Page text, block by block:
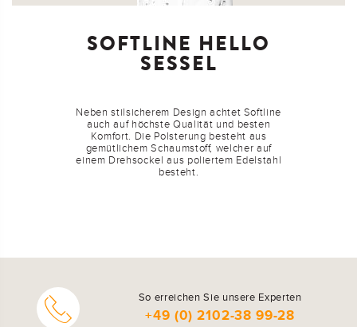
SOFTLINE HELLO
SESSEL
Neben stilsicherem Design achtet Softline
auch auf höchste Qualität und besten
Komfort. Die Polsterung besteht aus
gemütlichem Schaumstoff, welcher auf
einem Drehsockel aus poliertem Edelstahl
besteht.
So erreichen Sie unsere Experten
+49 (0) 2102-38 99-28